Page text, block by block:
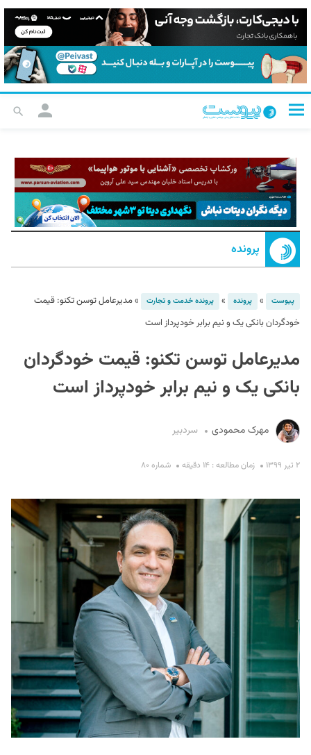
پرونده
پیوست » پرونده » پرونده خدمت و تجارت »مدیرعامل توسن تکنو: قیمت
خودگردان بانکی یک و نیم برابر خودپرداز است
مدیرعامل توسن تکنو: قیمت خودگردان
بانکی یک و نیم برابر خودپرداز است
مهرک محمودی سردبیر
۲ تیر ۱۳۹۹ زمان مطالعه : ۱۴ دقیقه شماره ۸۰